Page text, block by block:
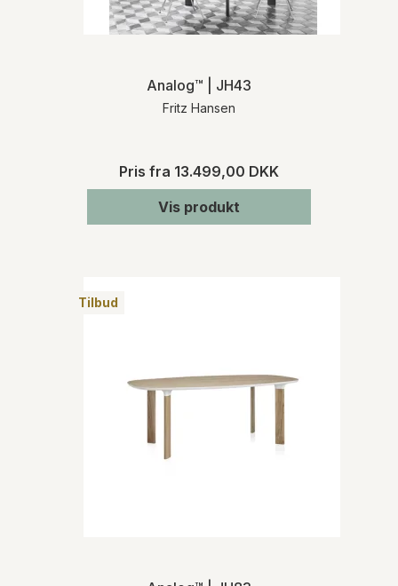
Analog™ | JH43
Fritz Hansen
Pris fra 13.499,00 DKK
Vis produkt
Tilbud